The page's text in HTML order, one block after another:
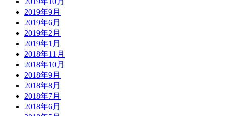
2019年9月
2019年6月
2019年2月
2019年1月
2018年11月
2018年10月
2018年9月
2018年8月
2018年7月
2018年6月